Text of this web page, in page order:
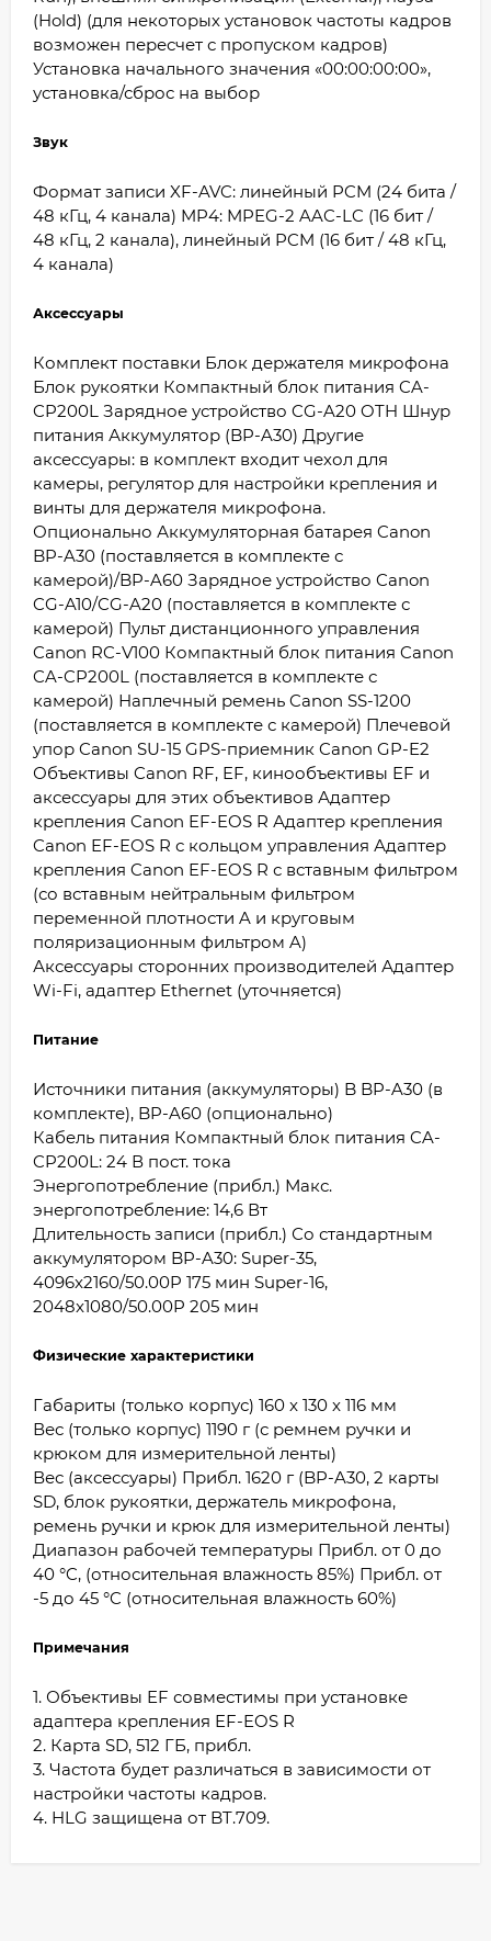
(Hold) (для некоторых установок частоты кадров
возможен пересчет с пропуском кадров)
Установка начального значения «00:00:00:00»,
установка/сброс на выбор
Звук
Формат записи XF-AVC: линейный PCM (24 бита /
48 кГц, 4 канала) MP4: MPEG-2 AAC-LC (16 бит /
48 кГц, 2 канала), линейный PCM (16 бит / 48 кГц,
4 канала)
Аксессуары
Комплект поставки Блок держателя микрофона
Блок рукоятки Компактный блок питания CA-
CP200L Зарядное устройство CG-A20 OTH Шнур
питания Аккумулятор (BP-A30) Другие
аксессуары: в комплект входит чехол для
камеры, регулятор для настройки крепления и
винты для держателя микрофона.
Опционально Аккумуляторная батарея Canon
BP-A30 (поставляется в комплекте с
камерой)/BP-A60 Зарядное устройство Canon
CG-A10/CG-A20 (поставляется в комплекте с
камерой) Пульт дистанционного управления
Canon RC-V100 Компактный блок питания Canon
CA-CP200L (поставляется в комплекте с
камерой) Наплечный ремень Canon SS-1200
(поставляется в комплекте с камерой) Плечевой
упор Canon SU-15 GPS-приемник Canon GP-E2
Объективы Canon RF, EF, кинообъективы EF и
аксессуары для этих объективов Адаптер
крепления Canon EF-EOS R Адаптер крепления
Canon EF-EOS R с кольцом управления Адаптер
крепления Canon EF-EOS R с вставным фильтром
(со вставным нейтральным фильтром
переменной плотности A и круговым
поляризационным фильтром A)
Аксессуары сторонних производителей Адаптер
Wi-Fi, адаптер Ethernet (уточняется)
Питание
Источники питания (аккумуляторы) B BP-A30 (в
комплекте), BP-A60 (опционально)
Кабель питания Компактный блок питания CA-
CP200L: 24 В пост. тока
Энергопотребление (прибл.) Макс.
энергопотребление: 14,6 Вт
Длительность записи (прибл.) Со стандартным
аккумулятором BP-A30: Super-35,
4096x2160/50.00P 175 мин Super-16,
2048x1080/50.00P 205 мин
Физические характеристики
Габариты (только корпус) 160 x 130 x 116 мм
Вес (только корпус) 1190 г (с ремнем ручки и
крюком для измерительной ленты)
Вес (аксессуары) Прибл. 1620 г (BP-A30, 2 карты
SD, блок рукоятки, держатель микрофона,
ремень ручки и крюк для измерительной ленты)
Диапазон рабочей температуры Прибл. от 0 до
40 °C, (относительная влажность 85%) Прибл. от
-5 до 45 °C (относительная влажность 60%)
Примечания
1. Объективы EF совместимы при установке
адаптера крепления EF-EOS R
2. Карта SD, 512 ГБ, прибл.
3. Частота будет различаться в зависимости от
настройки частоты кадров.
4. HLG защищена от BT.709.